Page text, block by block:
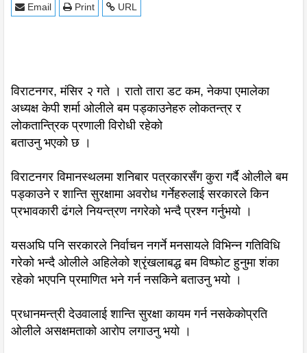
URL
Print
Email
विराटनगर, मंसिर २ गते । रातो तारा डट कम, नेकपा एमालेका
अध्यक्ष केपी शर्मा ओलीले बम पड्काउनेहरु लोकतन्त्र र
लोकतान्त्रिक प्रणाली विरोधी रहेको
बताउनु भएको छ ।
विराटनगर विमानस्थलमा शनिबार पत्रकारसँग कुरा गर्दै ओलीले बम
पड्काउने र शान्ति सुरक्षामा अवरोध गर्नेहरुलाई सरकारले किन
प्रभावकारी ढंगले नियन्त्रण नगरेको भन्दै प्रश्न गर्नुभयो ।
यसअघि पनि सरकारले निर्वाचन नगर्ने मनसायले विभिन्न गतिविधि
गरेको भन्दै ओलीले अहिलेको श्रृंखलाबद्ध बम विष्फोट हुनुमा शंका
रहेको भएपनि प्रमाणित भने गर्न नसकिने बताउनु भयो ।
प्रधानमन्त्री देउवालाई शान्ति सुरक्षा कायम गर्न नसकेकोप्रति
ओलीले असक्षमताको आरोप लगाउनु भयो ।